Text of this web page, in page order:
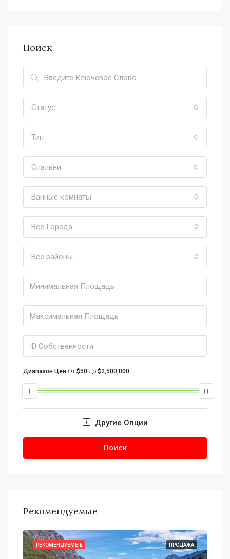
Поиск
Статус
Тип
Спальни
Ванные комнаты
Все Города
Все районы
Диапазон Цен От$50 До $2,500,000
Другие Опции
Поиск
Рекомендуемые
ПРОДАЖА
РЕКОМЕНДУЕМЫЕ